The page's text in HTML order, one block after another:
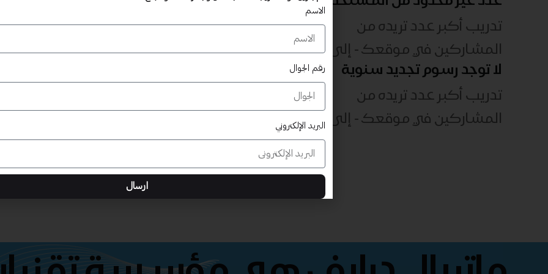
تدريب أكبر عدد تريده من
المشاركين في موقعك - ​​إلى الأبد!
لا توجد رسوم تجديد سنوية
تدريب أكبر عدد تريده من
المشاركين في موقعك - ​​إلى الأبد!
الاسم
رقم الجوال
البريد الإلكتروني
ارسال